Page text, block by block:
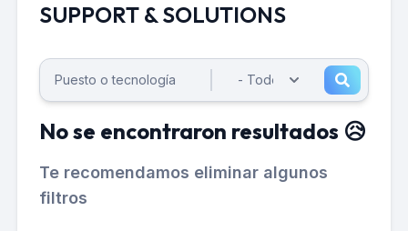
SUPPORT & SOLUTIONS
No se encontraron resultados 😥
Te recomendamos eliminar algunos
filtros